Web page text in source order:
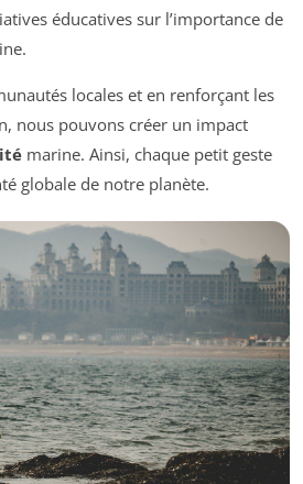
éducatives sur l’importance de
locales et en renforçant les
nous pouvons créer un impact
marine. Ainsi, chaque petit geste
globale de notre planète.